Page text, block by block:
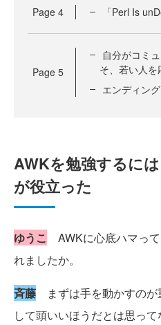
Page 4 「Perl Is
Page 5
自分がコミ
そ、若い人
エンディング
AWKを勉強するに
が役立った
ゆうこ AWKに心底ハマっ
れましたか。
斉藤 まずは手を動かすの
して頭いいほうだとは思っ